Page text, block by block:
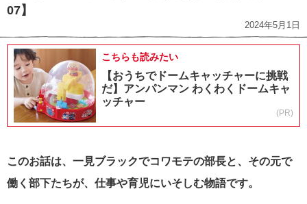
07】
2024年5月1日
こちらも読みたい
【おうちでドームキャッチャーに挑戦
だ】アンパンマン わくわくドームキャ
ッチャー
(PR)
このお話は、一見ブラックでコワモテの部長と、その元で
働く部下たちが、仕事や育児にいそしむ物語です。